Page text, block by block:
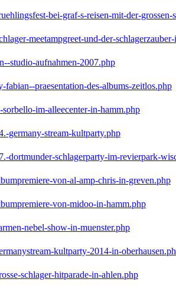
bei-graf-s-reisen-mit-der-
meetampgreet-und-der-
studio-aufnahmen-2007.php
fabian--praesentation-des-albums-zeitlos.php
sorbello-im-alleecenter-in-hamm.php
germany-stream-kultparty.php
dortmunder-schlagerparty-im-revierpark-
von-al-amp-chris-in-greven.php
von-midoo-in-hamm.php
nebel-show-in-muenster.php
kultparty-2014-in-
schlager-hitparade-in-ahlen.php